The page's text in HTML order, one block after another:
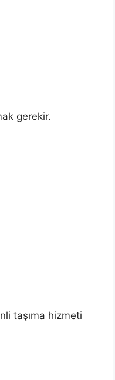
gerekir.
taşıma hizmeti